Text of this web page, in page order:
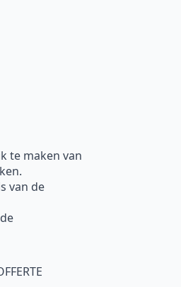
te maken van
van de